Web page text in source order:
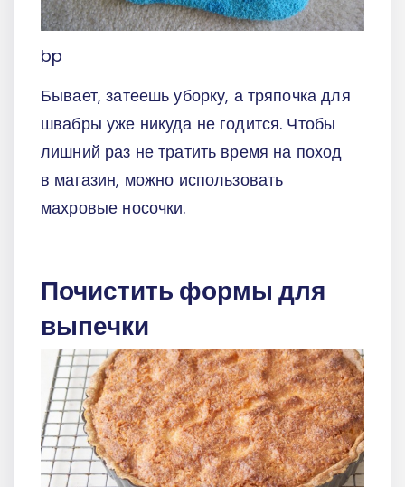
bp
Бывает, затеешь уборку, а тряпочка для
швабры уже никуда не годится. Чтобы
лишний раз не тратить время на поход
в магазин, можно использовать
махровые носочки.
Почистить формы для
выпечки